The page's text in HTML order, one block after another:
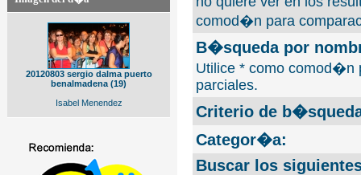
20120803 sergio dalma puerto
benalmadena (19)
Isabel Menendez
comod�n para
B�squeda por
Utilice * como comod�n
parciales.
Criterio de
Categor�a:
Buscar los